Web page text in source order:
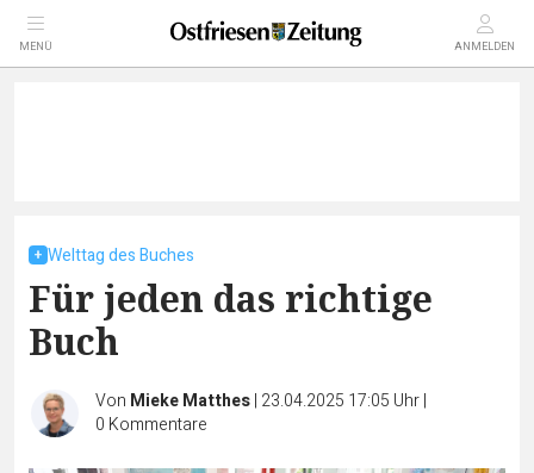
MENÜ ANMELDEN
Welttag des Buches
Für jeden das richtige
Buch
Von Mieke Matthes| 23.04.2025 17:05 Uhr|
0 Kommentare